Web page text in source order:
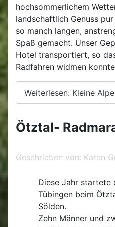
hochsommerlichem
landschaftlich Genuss
so manch langen,
Spaß gemacht. Unser
Hotel transportiert, so
Radfahren widmen
Weiterlesen: Kleine
Ötztal-
Geschrieben von: Karen
Diese Jahr startete
Tübingen beim
Sölden.
Zehn Männer und